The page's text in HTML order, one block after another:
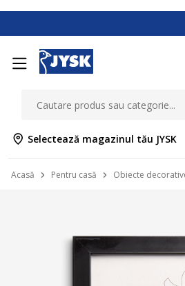
Selectează magazinul tău JYSK
Acasă Pentru casă Obiecte